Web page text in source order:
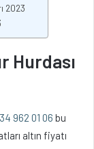
2023
Hurdası
962 01 06 bu
altın fiyatı